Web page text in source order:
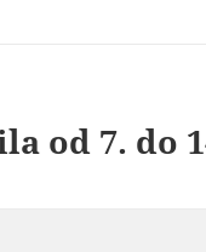
od 7. do